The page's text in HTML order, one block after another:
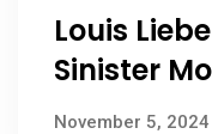
Louis
Sinister
November 5, 2024